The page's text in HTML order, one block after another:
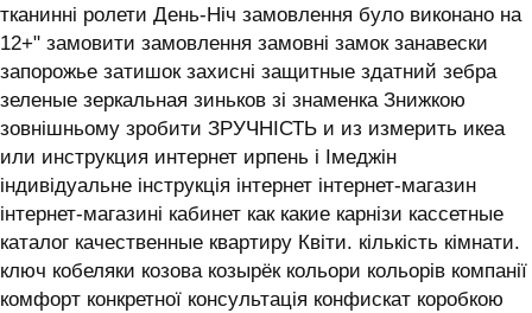
тканинні ролети День-Ніч замовлення було виконано на
12+" замовити замовлення замовні замок занавески
запорожье затишок захисні защитные здатний зебра
зеленые зеркальная зиньков зі знаменка Знижкою
зовнішньому зробити ЗРУЧНІСТЬ и из измерить икеа
или инструкция интернет ирпень і ‎Імеджін
індивідуальне інструкція інтернет інтернет-магазин
інтернет-магазині кабинет как какие карнізи кассетные
каталог качественные квартиру Квіти. кількість кімнати.
ключ кобеляки козова козырёк кольори кольорів компанії
комфорт конкретної консультація конфискат коробкою